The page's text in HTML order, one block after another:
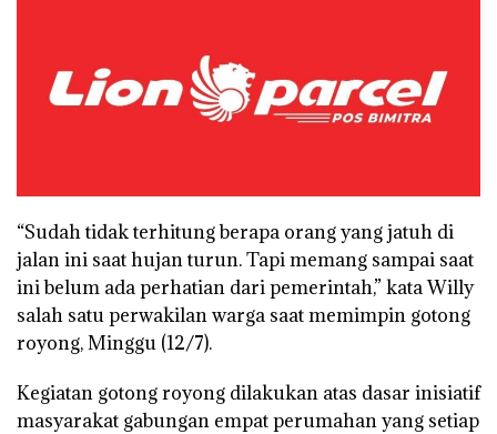
“Sudah tidak terhitung berapa orang yang jatuh di
jalan ini saat hujan turun. Tapi memang sampai saat
ini belum ada perhatian dari pemerintah,” kata Willy
salah satu perwakilan warga saat memimpin gotong
royong, Minggu (12/7).
Kegiatan gotong royong dilakukan atas dasar inisiatif
masyarakat gabungan empat perumahan yang setiap